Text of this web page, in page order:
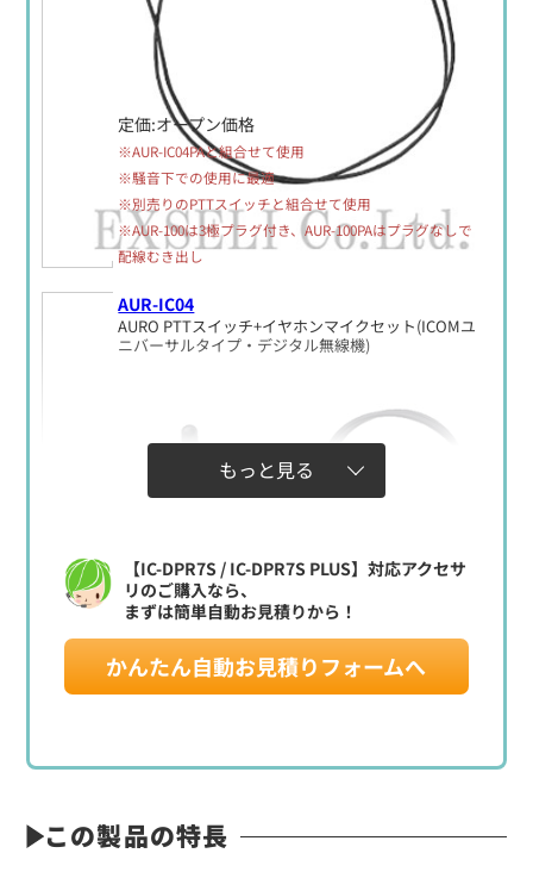
定価:オープン価格
※AUR-IC04PAと組合せて使用
※騒音下での使用に最適
※別売りのPTTスイッチと組合せて使用
※AUR-100は3極プラグ付き、AUR-100PAはプラグなしで
配線むき出し
AUR-IC04
AURO PTTスイッチ+イヤホンマイクセット(ICOMユ
ニバーサルタイプ・デジタル無線機)
定価:41,700円(税別)
※交互通話用
イヤホンマイク
もっと見る
【IC-DPR7S / IC-DPR7S PLUS】対応アクセサ
リのご購入なら、
まずは簡単自動お見積りから！
かんたん自動お見積りフォームへ
この製品の特長